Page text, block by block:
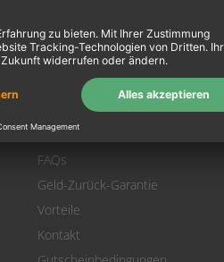
AGB
Datenschutz
Widerrufsbelehrung
Hausmarken-Garantie
Impressum
FAQs
Geld-Zurück-Garantie
Vorteile
Kontakt